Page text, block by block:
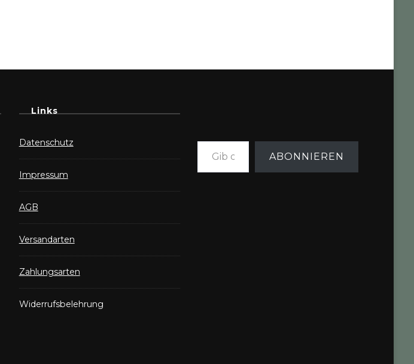
Links
Datenschutz
Impressum
AGB
Versandarten
Zahlungsarten
Widerrufsbelehrung
Gib deine E-Mail-Adresse ein ...
ABONNIEREN